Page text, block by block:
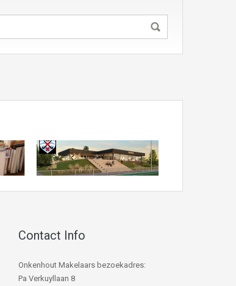
Contact Info
Onkenhout Makelaars bezoekadres:
Pa Verkuyllaan 8